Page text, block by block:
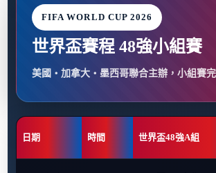
FIFA WORLD CUP 2026
世界盃賽程 48強小組賽
美國・加拿大・墨西哥聯合主辦，小組賽
日期 時間 世界盃48強A組